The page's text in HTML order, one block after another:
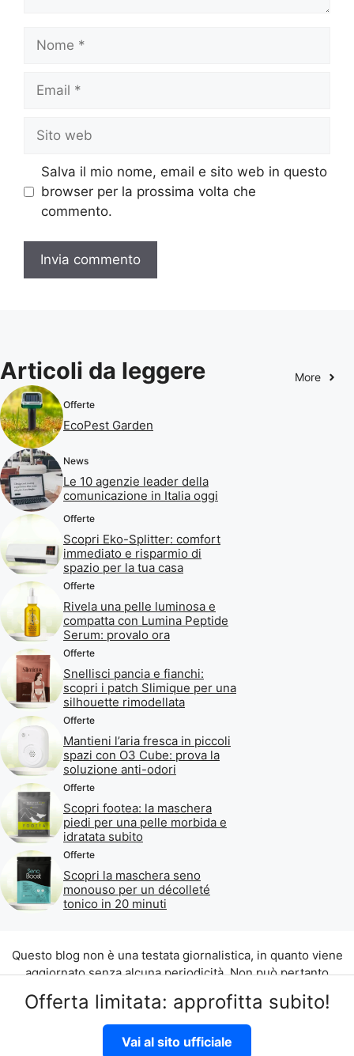
Offerta limitata: approfitta subito!
Vai al sito ufficiale
web
Salva il mio nome, email e sito web in questo
browser per la prossima volta che
commento.
Articoli da leggere More
Offerte
EcoPest Garden
News
Le 10 agenzie leader della
comunicazione in Italia oggi
Offerte
Scopri Eko-Splitter: comfort
immediato e risparmio di
spazio per la tua casa
Offerte
Rivela una pelle luminosa e
compatta con Lumina Peptide
Serum: provalo ora
Offerte
Snellisci pancia e fianchi:
scopri i patch Slimique per una
silhouette rimodellata
Offerte
Mantieni l’aria fresca in piccoli
spazi con O3 Cube: prova la
soluzione anti-odori
Offerte
Scopri footea: la maschera
piedi per una pelle morbida e
idratata subito
Offerte
Scopri la maschera seno
monouso per un décolleté
tonico in 20 minuti
Questo blog non è una testata giornalistica, in quanto viene
aggiornato senza alcuna periodicità. Non può pertanto
considerarsi un prodotto editoriale ai sensi della legge n. 62
del 07.03.2001.
©2026 di Aliados Srl C.da Piana Romana snc, 90010 Lascari
(PA) P.IVA 07262700821